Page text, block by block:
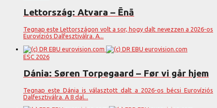
Lettország: Atvara – Ēnā
Tegnap este Lettországon volt a sor, hogy dalt nevezzen a 2026-os
Eurovíziós Dalfesztiválra. A...
ESC 2026
Dánia: Søren Torpegaard – Før vi går hjem
Tegnap este Dánia is választott dalt a 2026-os bécsi Eurovíziós
Dalfesztiválra. A 8 dal...